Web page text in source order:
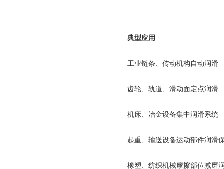
典型应用
工业链条、传动机构自动润滑
齿轮、轨道、滑动面定点润滑
机床、冶金设备集中润滑系统
起重、输送设备运动部件润滑
橡塑、纺织机械摩擦部位减磨